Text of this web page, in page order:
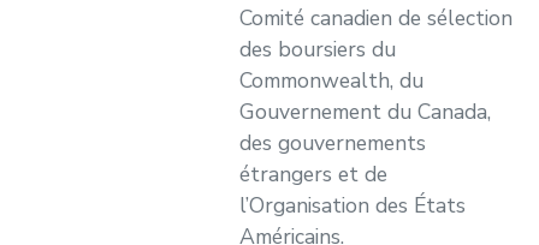
Comité canadien de sélection
des boursiers du
Commonwealth, du
Gouvernement du Canada,
des gouvernements
étrangers et de
l’Organisation des États
Américains.